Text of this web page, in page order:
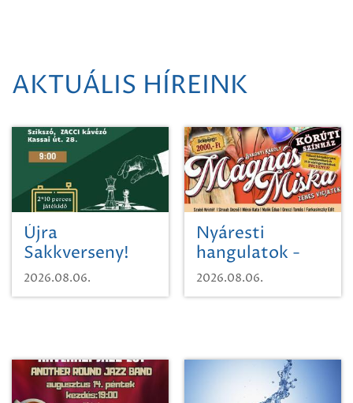
AKTUÁLIS HÍREINK
Újra
Sakkverseny!
2026.08.06.
Nyáresti
hangulatok -
Mágnás Miska
2026.08.06.